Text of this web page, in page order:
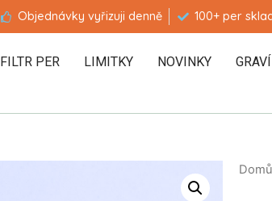
Objednávky vyřizuji denně 100+ per
FILTR PER LIMITKY NOVINKY
Domů